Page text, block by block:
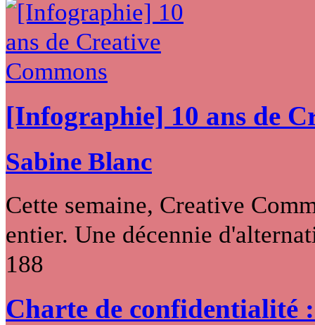
[Infographie] 10 ans de
Sabine Blanc
Cette semaine, Creative
entier. Une décennie
188
Charte de confidentialité